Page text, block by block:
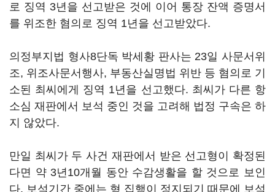
로 징역 3년을 선고받은 것에 이어 통장 잔액 증명서
를 위조한 혐의로 징역 1년을 선고받았다.
의정부지법 형사8단독 박세황 판사는 23일 사문서위
조, 위조사문서행사, 부동산실명법 위반 등 혐의로 기
소된 최씨에게 징역 1년을 선고했다. 최씨가 다른 항
소심 재판에서 보석 중인 것을 고려해 법정 구속은 하
지 않았다.
만일 최씨가 두 사건 재판에서 받은 선고형이 확정된
다면 약 3년10개월 동안 수감생활을 할 것으로 보인
다. 보석기간 중에는 형 집행이 정지되기 때문에 보석